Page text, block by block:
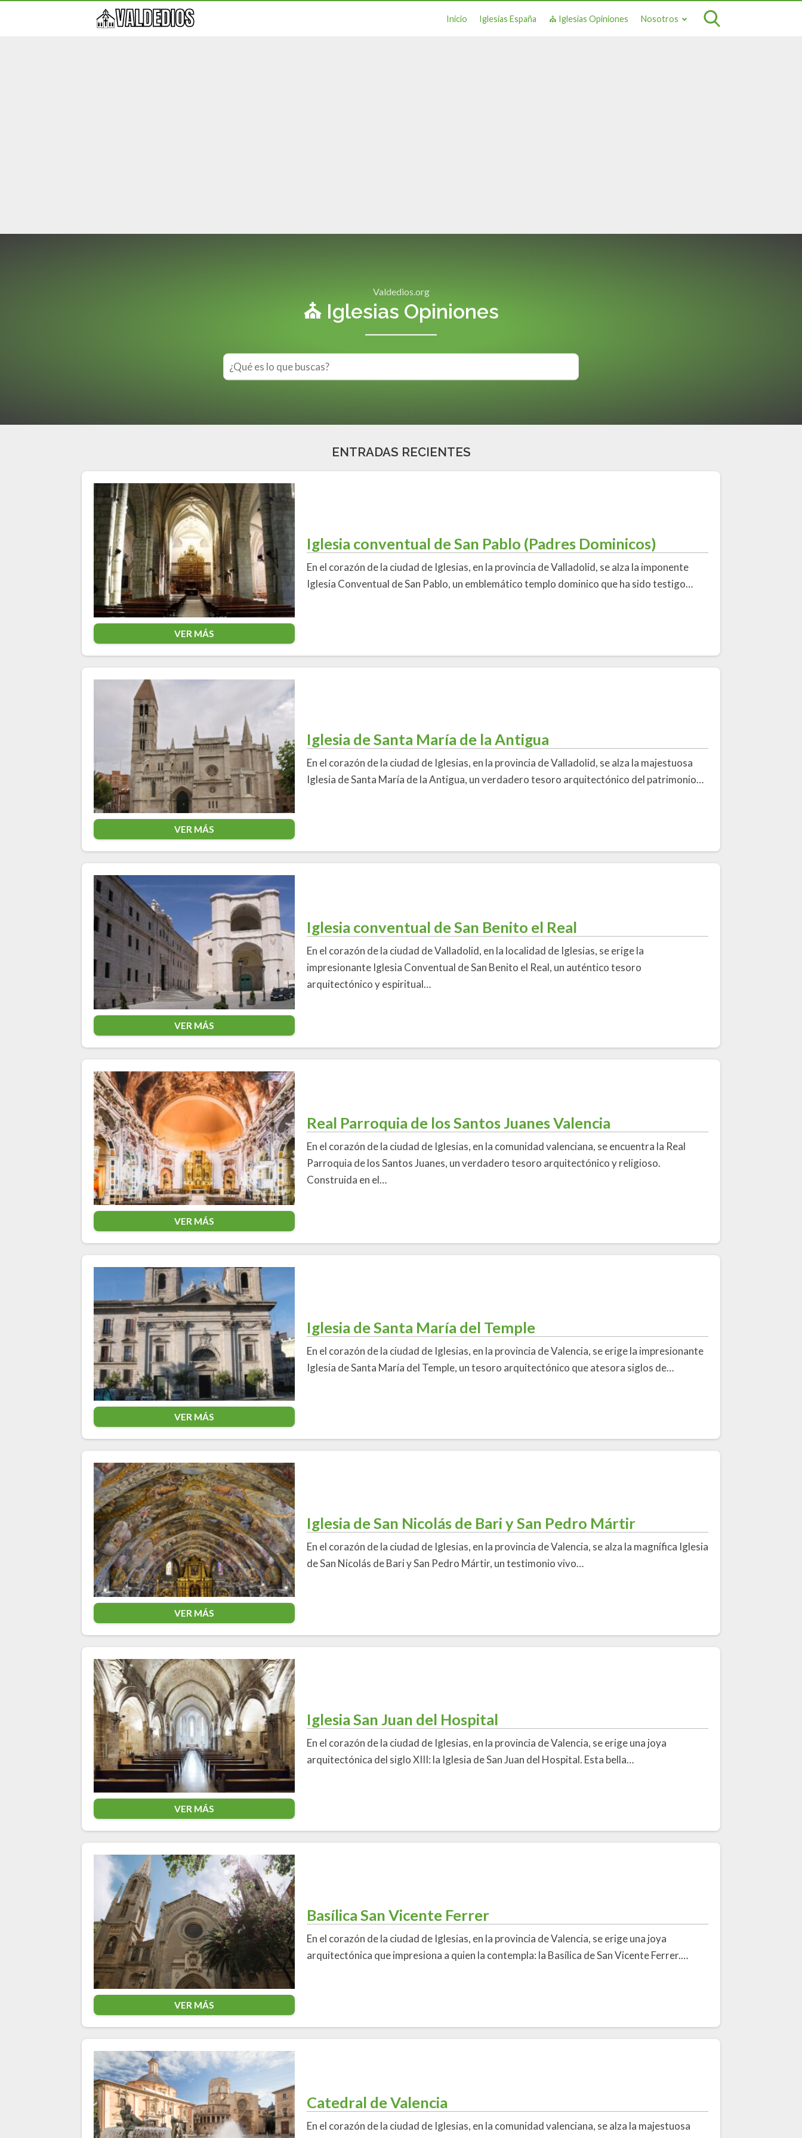
Inicio Iglesias España ⛪ Iglesias Opiniones Nosotros
Valdedios.org
⛪ Iglesias Opiniones
ENTRADAS RECIENTES
VER MÁS
Iglesia conventual de San Pablo (Padres Dominicos)
En el corazón de la ciudad de Iglesias, en la provincia de Valladolid, se alza la imponente
Iglesia Conventual de San Pablo, un emblemático templo dominico que ha sido testigo…
VER MÁS
Iglesia de Santa María de la Antigua
En el corazón de la ciudad de Iglesias, en la provincia de Valladolid, se alza la majestuosa
Iglesia de Santa María de la Antigua, un verdadero tesoro arquitectónico del patrimonio…
VER MÁS
Iglesia conventual de San Benito el Real
En el corazón de la ciudad de Valladolid, en la localidad de Iglesias, se erige la
impresionante Iglesia Conventual de San Benito el Real, un auténtico tesoro
arquitectónico y espiritual…
VER MÁS
Real Parroquia de los Santos Juanes Valencia
En el corazón de la ciudad de Iglesias, en la comunidad valenciana, se encuentra la Real
Parroquia de los Santos Juanes, un verdadero tesoro arquitectónico y religioso.
Construida en el…
VER MÁS
Iglesia de Santa María del Temple
En el corazón de la ciudad de Iglesias, en la provincia de Valencia, se erige la impresionante
Iglesia de Santa María del Temple, un tesoro arquitectónico que atesora siglos de…
VER MÁS
Iglesia de San Nicolás de Bari y San Pedro Mártir
En el corazón de la ciudad de Iglesias, en la provincia de Valencia, se alza la magnífica Iglesia
de San Nicolás de Bari y San Pedro Mártir, un testimonio vivo…
VER MÁS
Iglesia San Juan del Hospital
En el corazón de la ciudad de Iglesias, en la provincia de Valencia, se erige una joya
arquitectónica del siglo XIII: la Iglesia de San Juan del Hospital. Esta bella…
VER MÁS
Basílica San Vicente Ferrer
En el corazón de la ciudad de Iglesias, en la provincia de Valencia, se erige una joya
arquitectónica que impresiona a quien la contempla: la Basílica de San Vicente Ferrer.…
Catedral de Valencia
En el corazón de la ciudad de Iglesias, en la comunidad valenciana, se alza la majestuosa